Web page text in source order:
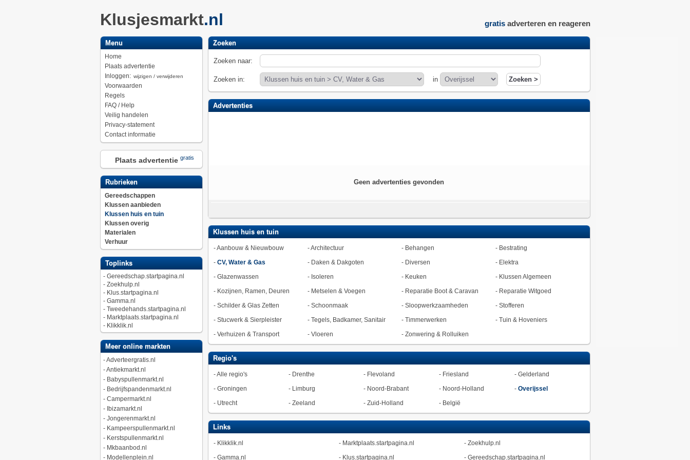
Klusjesmarkt.nl gratisadverteren en reageren
Menu
Home
Plaats advertentie
Inloggen: wijzigen / verwijderen
Voorwaarden
Regels
FAQ / Help
Veilig handelen
Privacy-statement
Contact informatie
Plaats advertentie gratis
Rubrieken
Gereedschappen
Klussen aanbieden
Klussen huis en tuin
Klussen overig
Materialen
Verhuur
Toplinks
- Gereedschap.startpagina.nl
- Zoekhulp.nl
- Klus.startpagina.nl
- Gamma.nl
- Tweedehands.startpagina.nl
- Marktplaats.startpagina.nl
- Klikklik.nl
Meer online markten
-Adverteergratis.nl
-Antiekmarkt.nl
- Babyspullenmarkt.nl
- Bedrijfspandenmarkt.nl
- Campermarkt.nl
- Ibizamarkt.nl
- Jongerenmarkt.nl
- Kampeerspullenmarkt.nl
- Kerstspullenmarkt.nl
- Mkbaanbod.nl
- Modellenplein.nl
Zoeken
Zoeken naar:
Zoeken in: in
Advertenties
Geen advertenties gevonden
Klussen huis en tuin
-Aanbouw & Nieuwbouw -Architectuur - Behangen - Bestrating
- CV, Water & Gas - Daken & Dakgoten - Diversen - Elektra
- Glazenwassen - Isoleren - Keuken - Klussen Algemeen
- Kozijnen, Ramen, Deuren - Metselen & Voegen - Reparatie Boot & Caravan - Reparatie Witgoed
- Schilder & Glas Zetten - Schoonmaak - Sloopwerkzaamheden - Stofferen
- Stucwerk & Sierpleister - Tegels, Badkamer, Sanitair - Timmerwerken - Tuin & Hoveniers
- Verhuizen & Transport - Vloeren - Zonwering & Rolluiken
Regio's
-Alle regio's - Drenthe - Flevoland - Friesland - Gelderland
- Groningen - Limburg - Noord-Brabant - Noord-Holland - Overijssel
- Utrecht - Zeeland - Zuid-Holland - België
Links
- Klikklik.nl - Marktplaats.startpagina.nl - Zoekhulp.nl
- Gamma.nl - Klus.startpagina.nl - Gereedschap.startpagina.nl